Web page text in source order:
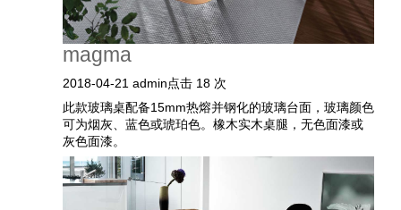
搜索
联系我们
下载目录
magma
2018-04-21 admin点击 18 次
此款玻璃桌配备15mm热熔并钢化的玻璃台面，玻璃颜色
可为烟灰、蓝色或琥珀色。橡木实木桌腿，无色面漆或
灰色面漆。